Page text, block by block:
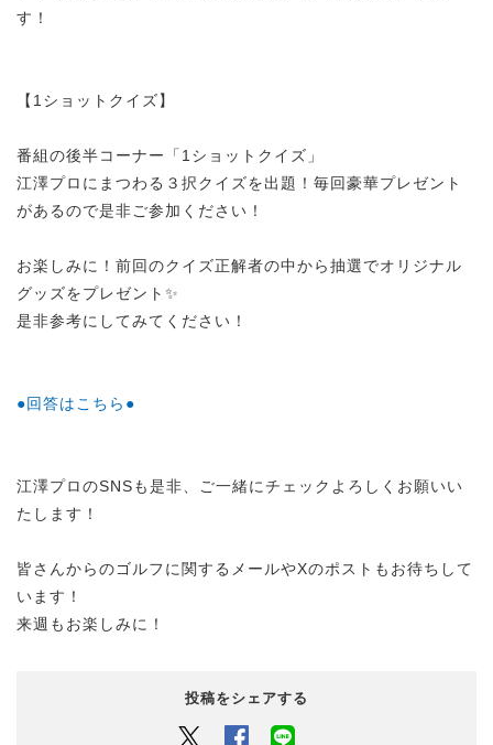
す！
【1ショットクイズ】
番組の後半コーナー「1ショットクイズ」
江澤プロにまつわる３択クイズを出題！毎回豪華プレゼント
があるので是非ご参加ください！
お楽しみに！前回のクイズ正解者の中から抽選でオリジナル
グッズをプレゼント✨
是非参考にしてみてください！
●回答はこちら●
江澤プロのSNSも是非、ご一緒にチェックよろしくお願いい
たします！
皆さんからのゴルフに関するメールやXのポストもお待ちして
います！
来週もお楽しみに！
投稿をシェアする
Twitter Facebook